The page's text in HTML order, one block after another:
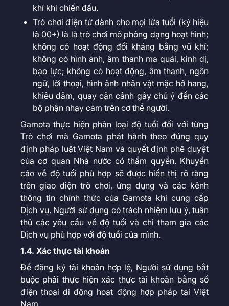
khí khi chiến đấu.
Trò chơi điện tử dành cho mọi lứa tuổi (ký hiệu
là 00+) là là trò chơi mô phỏng dạng hoạt hình;
không có hoạt động đối kháng bằng vũ khí;
không có hình ảnh, âm thanh ma quái, kinh dị,
bạo lực; không có hoạt động, âm thanh, ngôn
ngữ, lời thoại, hình ảnh nhân vật mặc hở hang,
khiêu dâm, quay cận cảnh gây chú ý đến các
bộ phận nhạy cảm trên cơ thể người.
Gamota thực hiện phân loại độ tuổi đối với từng
Trò chơi mà Gamota phát hành theo đúng quy
định pháp luật Việt Nam và quyết định phê duyệt
của cơ quan Nhà nước có thẩm quyền. Khuyến
cáo về độ tuổi phù hợp sẽ được hiển thị rõ ràng
trên giao diện trò chơi, ứng dụng và các kênh
thông tin chính thức của Gamota khi cung cấp
Dịch vụ. Người sử dụng có trách nhiệm lưu ý, tuân
thủ các yêu cầu về độ tuổi và chỉ tham gia các
Dịch vụ phù hợp với độ tuổi của mình.
1.4. Xác thực tài khoản
Để đăng ký tài khoản hợp lệ, Người sử dụng bắt
buộc phải thực hiện xác thực tài khoản bằng số
điện thoại di động hoạt động hợp pháp tại Việt
Nam.